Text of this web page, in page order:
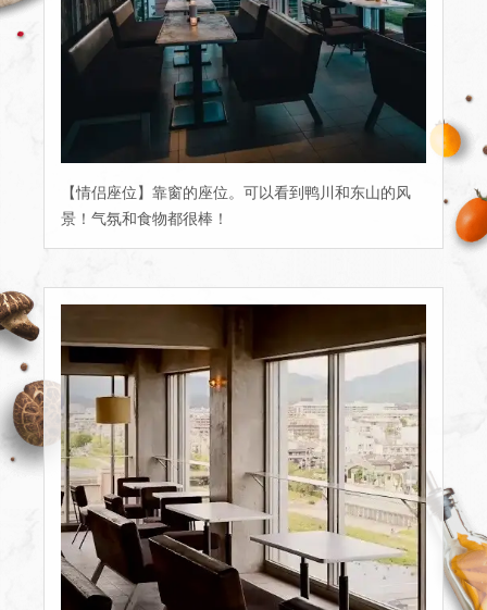
【情侣座位】靠窗的座位。可以看到鸭川和东山的风
景！气氛和食物都很棒！